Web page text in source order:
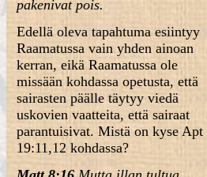
pakenivat pois.
Edellä oleva tapahtuma esiintyy
Raamatussa vain yhden ainoan
kerran, eikä Raamatussa ole
missään kohdassa opetusta, että
sairasten päälle täytyy viedä
uskovien vaatteita, että sairaat
parantuisivat. Mistä on kyse Apt
19:11,12 kohdassa?